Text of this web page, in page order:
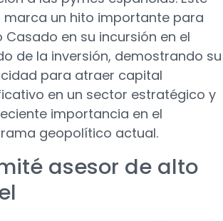
marca un hito importante para
Casado en su incursión en el
de la inversión, demostrando su
para atraer capital
en un sector estratégico y
importancia en el
geopolítico actual.
asesor de alto